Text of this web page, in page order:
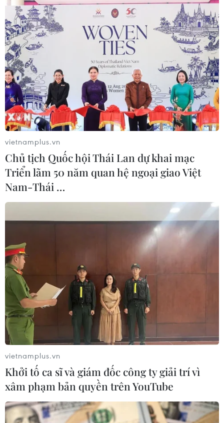
Tình báo Đức: IS huấn luyện chiến binh
giả dạng người tị nạn
14/11/2016 03:09
Dữ liệu từ Cơ quan tình báo liên bang Đức cho biết tổ
chức khủng bố IS đã đào tạo các chiến binh giả dạng
người tị nạn để tìm cách nhập cảnh vào lãnh thổ các
nước châu Âu.
vietnamplus.vn
Chủ tịch Quốc hội Thái Lan dự khai mạc
Triển lãm 50 năm quan hệ ngoại giao Việt
Nam-Thái …
vietnamplus.vn
Khởi tố ca sĩ và giám đốc công ty giải trí vì
xâm phạm bản quyền trên YouTube